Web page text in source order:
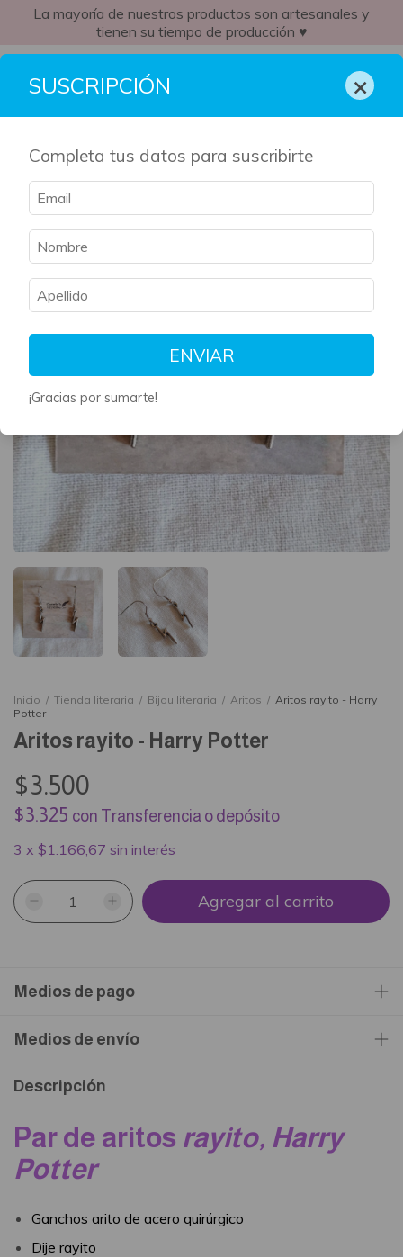
La mayoría de nuestros productos son artesanales y
tienen su tiempo de producción ♥
Inicio / Tienda literaria / Bijou literaria / Aritos / Aritos rayito - Harry
Potter
Aritos rayito - Harry Potter
$3.500
$3.325 con Transferencia o depósito
3 x $1.166,67 sin interés
Medios de pago
Medios de envío
Descripción
Par de aritos rayito, Harry
Potter
Ganchos arito de acero quirúrgico
Dije rayito
SUSCRIPCIÓN ×
Completa tus datos para suscribirte
ENVIAR
¡Gracias por sumarte!